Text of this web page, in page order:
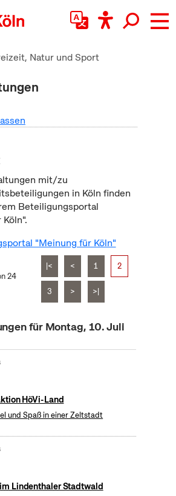
Natur und Sport
mit/zu
in Köln finden
Beteiligungsportal
"Meinung für Köln"
24
|< < 1 2
3 > >|
für Montag, 10. Juli
HöVi-Land
und Spaß in einer Zeltstadt
Lindenthaler Stadtwald